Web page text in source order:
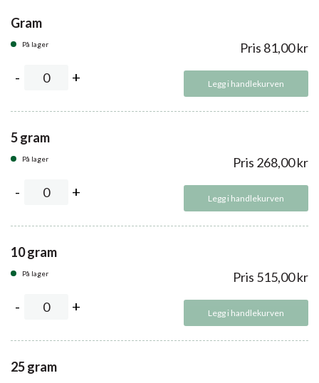
Gram
På lager Pris 81,00kr
Legg i handlekurven
5 gram
På lager Pris 268,00kr
Legg i handlekurven
10 gram
På lager Pris 515,00kr
Legg i handlekurven
25 gram